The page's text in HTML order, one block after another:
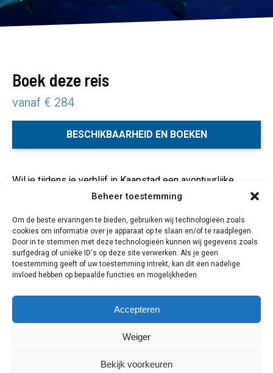
Beheer toestemming
Om de beste ervaringen te bieden, gebruiken wij technologieën zoals
cookies om informatie over je apparaat op te slaan en/of te raadplegen.
Door in te stemmen met deze technologieën kunnen wij gegevens zoals
surfgedrag of unieke ID's op deze site verwerken. Als je geen
toestemming geeft of uw toestemming intrekt, kan dit een nadelige
invloed hebben op bepaalde functies en mogelijkheden.
Accepteren
Weiger
Bekijk voorkeuren
Boek deze reis
vanaf € 284
BESCHIKBAARHEID EN BOEKEN
Wil je tijdens je verblijf in Kaapstad een avontuurlijke
belevenis van ongekend formaat beleven? Dan is
ervaring! De boot heeft een zeer sterke kooi gevestigd
aan de zeekant van de boot. De witte haaien zwemmen
namelijk vlak onder het wateroppervlak. Dus je hoeft
alleen maar je hoofd onder water te stoppen om de
enorme witte haaien met wijd opengesperde mond aan te
zien komen zwemmen.
1 dagen